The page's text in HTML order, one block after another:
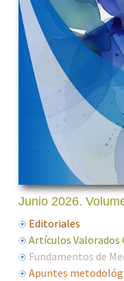
Junio 2026.
Editoriales
Artículos
Fundamentos de
Apuntes